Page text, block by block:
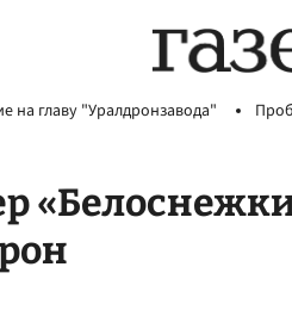
на главу "Уралдронзавода"